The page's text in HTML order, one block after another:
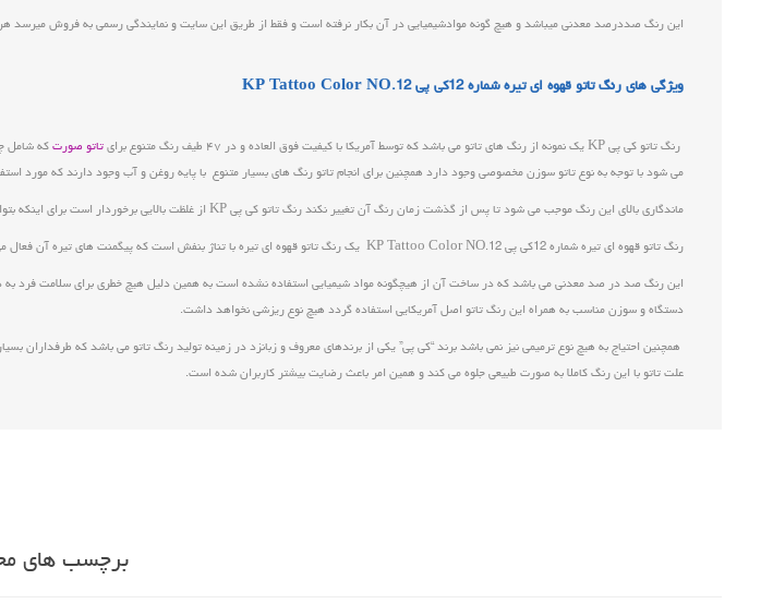
این رنگ صددرصد معدنی میباشد و هیچ گونه موادشیمیایی در آن بکار نرفته است و فقط از طریق این سایت و نمایندگی رسمی به فروش میرسد
ویژگی های رنگ تاتو قهوه ای تیره شماره 12کی پی KP Tattoo Color NO.12
رنگ تاتو کی پی KP یک نمونه از رنگ های تاتو می باشد که توسط آمریکا با کیفیت فوق العاده و در ۴۷ طیف رنگ متنوع برای تاتو صورتکه شامل
می شود با توجه به نوع تاتو سوزن مخصوصی وجود دارد همچنین برای انجام تاتو رنگ های بسیار متنوع با پایه روغن و آب وجود دارند که‌ مورد
ماندگاری بالای این رنگ موجب می شود تا پس از گذشت زمان رنگ آن تغییر نکند رنگ تاتو کی پی KP از غلظت بالایی برخوردار است برای اینکه بتوان به خوبی از غلظت آن بهره برد باید قبل از مصرف آن را خوب تکان دهیم.
رنگ تاتو قهوه ای تیره شماره 12کی پی KP Tattoo Color NO.12 یک رنگ تاتو قهوه ای تیره با تناژ بنفش است که پیگمنت های تیره آن فعال می باشد و برای افرادی که پوست های گرم یا همان سفید رنگ دارند بسیار مناسب است.
دستگاه و سوزن مناسب به همراه این رنگ تاتو اصل آمریکایی استفاده گردد هیچ نوع ریزشی نخواهد داشت.
همچنین احتیاج به هیچ نوع ترمیمی نیز نمی باشد برند “کی پی” یکی از برندهای معروف و زبانزد در زمینه تولید رنگ تاتو می باشد که طرفداران
علت تاتو با این رنگ کاملا به صورت طبیعی جلوه می کند و همین امر باعث رضایت بیشتر کاربران شده است.
برچسب های